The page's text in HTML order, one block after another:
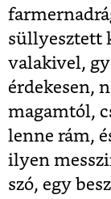
süllyesztett
valakivel,
érdekesen,
magamtól,
lenne rám,
ilyen
szó, egy